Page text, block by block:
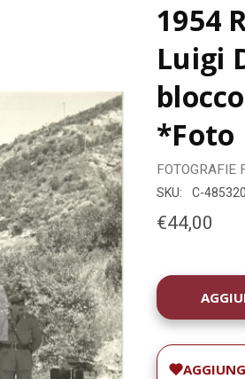
1954
Luigi
*Foto
FOTOGRAFIE
SKU: C-485320
€44,00
DISPONIBILITÀ
ATTUALE: